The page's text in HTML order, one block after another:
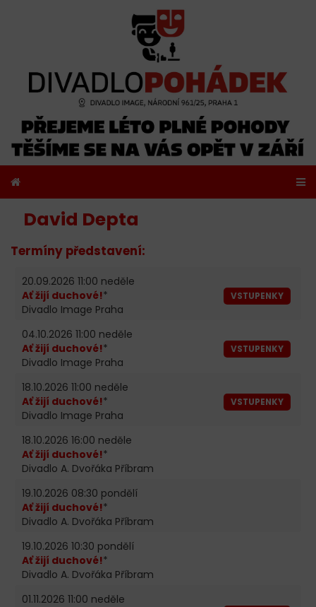
David Depta
Termíny představení:
20.09.2026 11:00 neděle
Ať žijí duchové!*
Divadlo Image Praha
VSTUPENKY
04.10.2026 11:00 neděle
Ať žijí duchové!*
Divadlo Image Praha
VSTUPENKY
18.10.2026 11:00 neděle
Ať žijí duchové!*
Divadlo Image Praha
VSTUPENKY
18.10.2026 16:00 neděle
Ať žijí duchové!*
Divadlo A. Dvořáka Příbram
19.10.2026 08:30 pondělí
Ať žijí duchové!*
Divadlo A. Dvořáka Příbram
19.10.2026 10:30 pondělí
Ať žijí duchové!*
Divadlo A. Dvořáka Příbram
01.11.2026 11:00 neděle